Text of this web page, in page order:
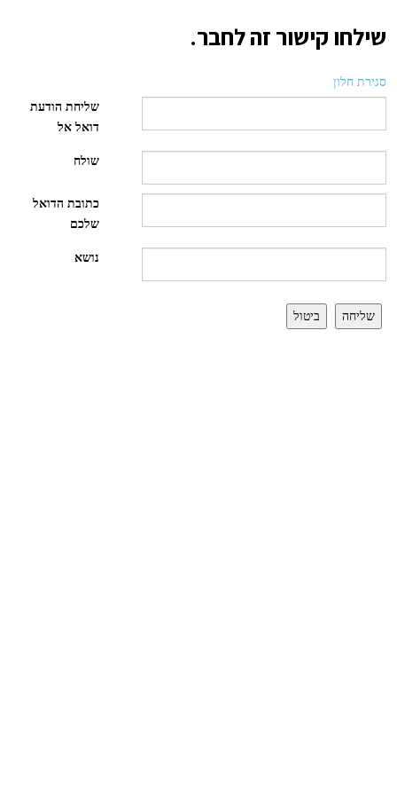
שילחו קישור זה לחבר.
סגירת חלון
שליחת הודעת
דואל אל
שולח
כתובת הדואל
שלכם
נושא
שליחה ביטול